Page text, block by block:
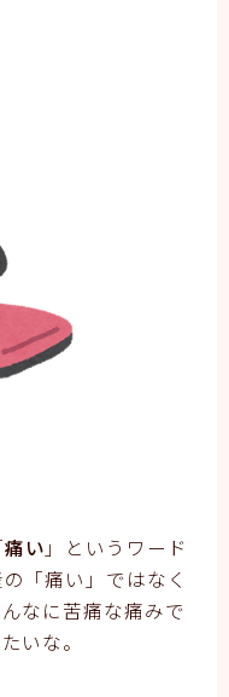
痛い 」というワード
「痛い」ではなく
なに苦痛な痛みで
いな。